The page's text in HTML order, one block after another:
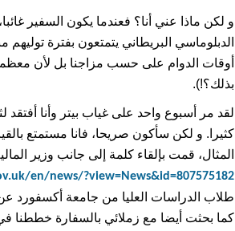
و لكن ماذا عني أنا؟ فعندما يكون السفير
الدبلوماسي البريطاني يتمتعون بفترة
أوقات الدوام على حسب مزاجنا بل لأن
بذلك؟!).
لقد مر أسبوع واحد على غياب بيتر وأنا أفتقد
كثيرا. و لكن سأكون صريحا، فانا مستمتع
المثال، قمت بإلقاء كلمة إلى جانب وزير
en/news/?view=News&id=807575182
طلاب الدراسات العليا من جامعة أكسفورد
كما بحثت أيضا مع زملائي بالسفارة خططنا في